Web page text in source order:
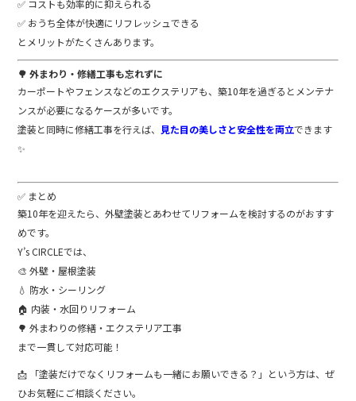
✅ コストも効率的に抑えられる
✅ おうち全体が快適にリフレッシュできる
とメリットがたくさんあります。
🌳 外まわり・修繕工事も忘れずに
カーポートやフェンスなどのエクステリアも、築10年を過ぎるとメンテナ
ンスが必要になるケースが多いです。
塗装と同時に修繕工事を行えば、 見た目の美しさと安全性を両立できます
✨
✅ まとめ
築10年を迎えたら、外壁塗装とあわせてリフォームを検討するのがおすす
めです。
Y’s CIRCLEでは、
🎨 外壁・屋根塗装
💧 防水・シーリング
🏠 内装・水回りリフォーム
🌳 外まわりの修繕・エクステリア工事
まで一貫して対応可能！
📩 「塗装だけでなくリフォームも一緒にお願いできる？」という方は、ぜ
ひお気軽にご相談ください。